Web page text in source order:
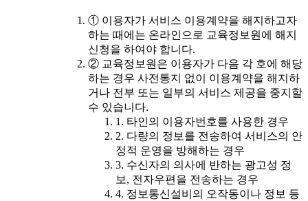
① 이용자가 서비스 이용계약을 해지하고자
하는 때에는 온라인으로 교육정보원에 해지
신청을 하여야 합니다.
② 교육정보원은 이용자가 다음 각 호에 해당
하는 경우 사전통지 없이 이용계약을 해지하
거나 전부 또는 일부의 서비스 제공을 중지할
수 있습니다.
1. 타인의 이용자번호를 사용한 경우
2. 다량의 정보를 전송하여 서비스의 안
정적 운영을 방해하는 경우
3. 수신자의 의사에 반하는 광고성 정
보, 전자우편을 전송하는 경우
4. 정보통신설비의 오작동이나 정보 등